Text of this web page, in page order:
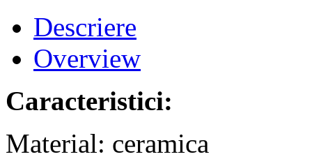
Descriere
Overview
Caracteristici:
Material: ceramica